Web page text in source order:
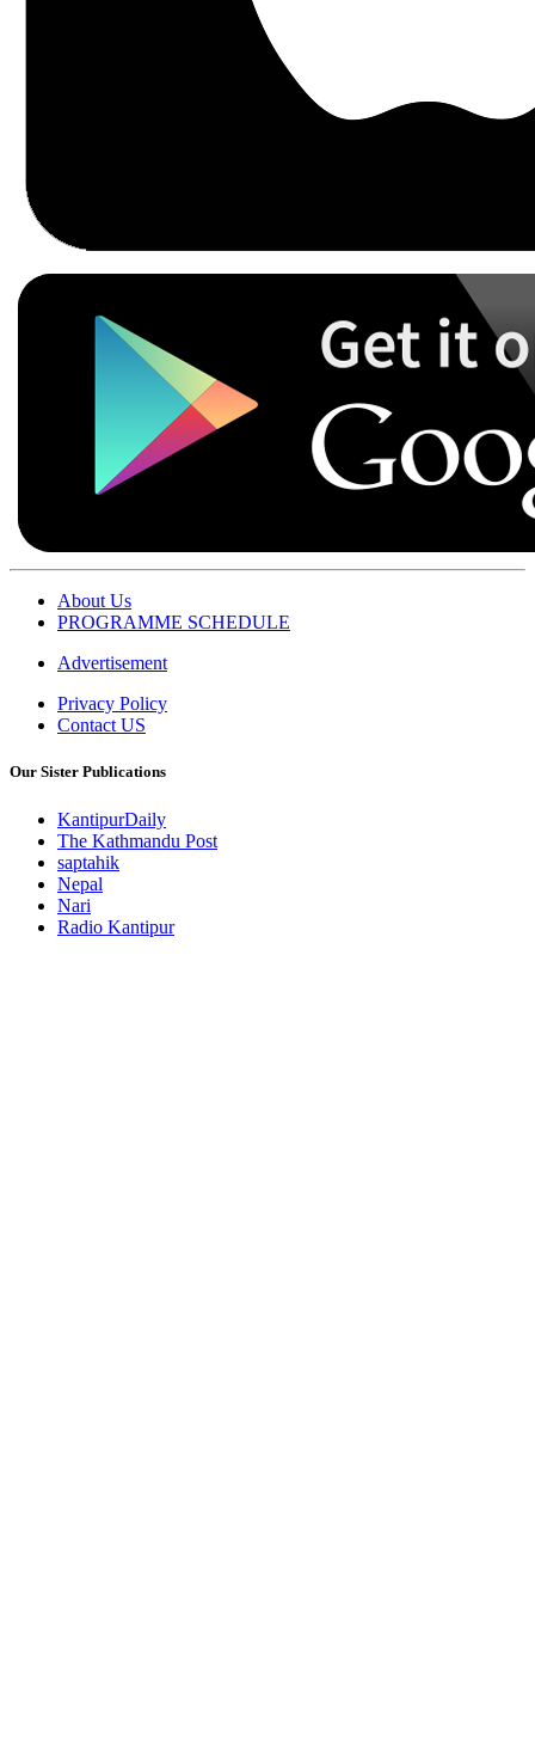
About Us
PROGRAMME SCHEDULE
Advertisement
Privacy Policy
Contact US
Our Sister Publications
KantipurDaily
The Kathmandu Post
saptahik
Nepal
Nari
Radio Kantipur